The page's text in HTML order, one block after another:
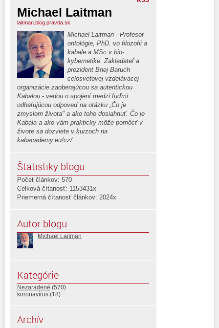
Michael Laitman
laitman.blog.pravda.sk
Michael Laitman - Profesor
ontológie, PhD. vo filozofii a
kabale a MSc v bio-
kybernetike. Zakladateľ a
prezident Bnej Baruch
celosvetovej vzdelávacej
organizácie zaoberajúcou sa autentickou
Kabalou - vedou o spojení medzi ľuďmi
odhaľujúcou odpoveď na otázku „Čo je
zmyslom života" a ako toho dosiahnuť. Čo je
Kabala a ako vám prakticky môže pomôcť v
živote sa dozviete v kurzoch na
kabacademy.eu/cz/
Štatistiky blogu
Počet článkov: 570
Celková čítanosť: 1153431x
Priemerná čítanosť článkov: 2024x
Autor blogu
Michael Laitman
Kategórie
Nezaradené (570)
koronavírus (18)
Archív